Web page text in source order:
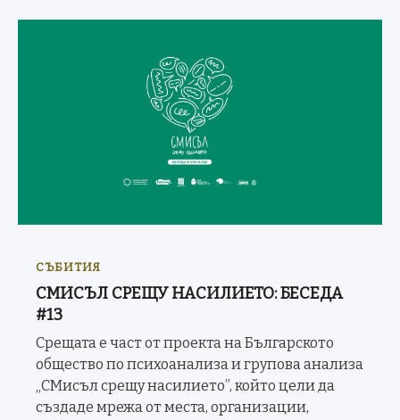
СЪБИТИЯ
СМИСЪЛ СРЕЩУ НАСИЛИЕТО: БЕСЕДА
#13
Срещата е част от проекта на Българското
общество по психоанализа и групова анализа
„СМисъл срещу насилието”, който цели да
създаде мрежа от места, организации,